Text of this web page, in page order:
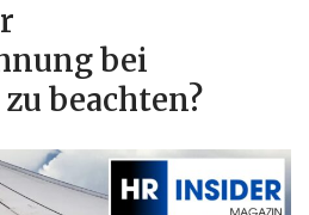
bei
beachten?